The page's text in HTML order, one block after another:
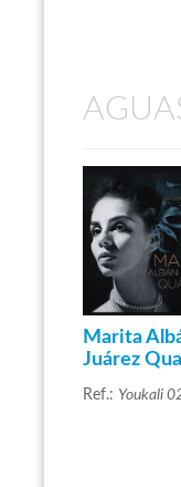
Marita
Juárez
Ref.: Youkali